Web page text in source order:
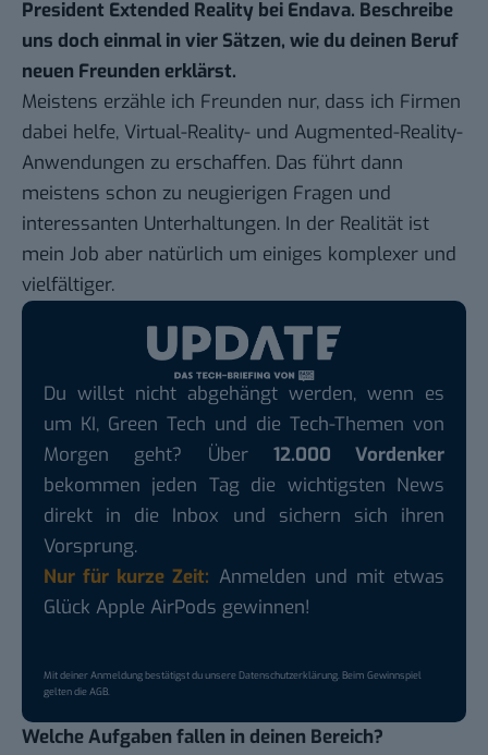
President Extended Reality bei Endava. Beschreibe
uns doch einmal in vier Sätzen, wie du deinen Beruf
neuen Freunden erklärst.
Meistens erzähle ich Freunden nur, dass ich Firmen
dabei helfe, Virtual-Reality- und Augmented-Reality-
Anwendungen zu erschaffen. Das führt dann
meistens schon zu neugierigen Fragen und
interessanten Unterhaltungen. In der Realität ist
mein Job aber natürlich um einiges komplexer und
vielfältiger.
Du willst nicht abgehängt werden, wenn es
um KI, Green Tech und die Tech-Themen von
Morgen geht? Über 12.000 Vordenker
bekommen jeden Tag die wichtigsten News
direkt in die Inbox und sichern sich ihren
Vorsprung.
Nur für kurze Zeit: Anmelden und mit etwas
Glück Apple AirPods gewinnen!
Mit deiner Anmeldung bestätigst du unsereDatenschutzerklärung. Beim Gewinnspiel
gelten dieAGB.
Welche Aufgaben fallen in deinen Bereich?